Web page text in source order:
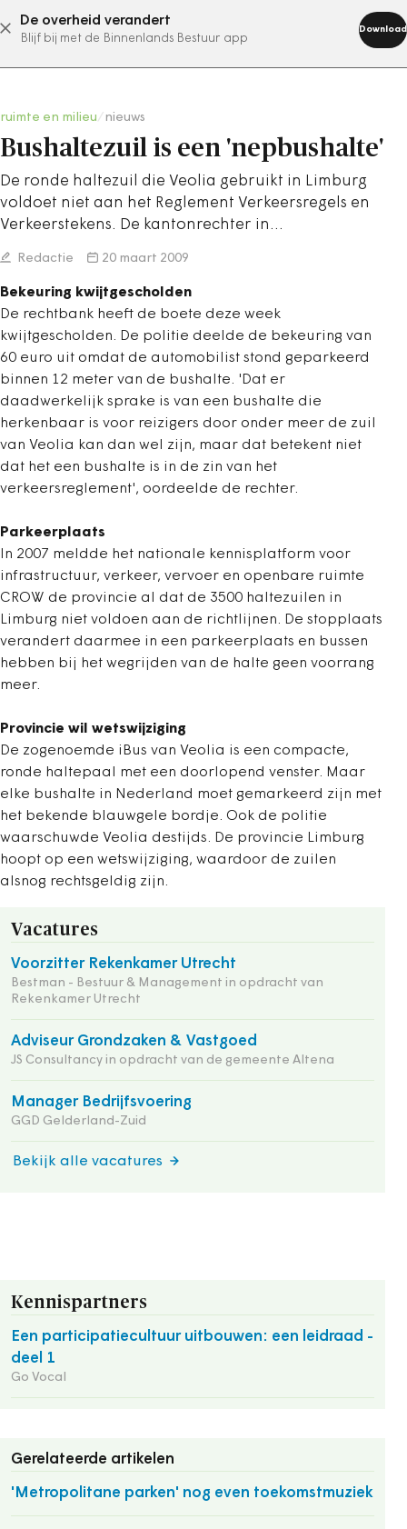
De overheid verandert
Blijf bij met de Binnenlands Bestuur app
Download
abonneer nu
ruimte en milieu nieuws
Bushaltezuil is een 'nepbushalte'
De ronde haltezuil die Veolia gebruikt in Limburg
voldoet niet aan het Reglement Verkeersregels en
Verkeerstekens. De kantonrechter in…
Redactie 20 maart 2009
Bekeuring kwijtgescholden
De rechtbank heeft de boete deze week
kwijtgescholden. De politie deelde de bekeuring van
60 euro uit omdat de automobilist stond geparkeerd
binnen 12 meter van de bushalte. 'Dat er
daadwerkelijk sprake is van een bushalte die
herkenbaar is voor reizigers door onder meer de zuil
van Veolia kan dan wel zijn, maar dat betekent niet
dat het een bushalte is in de zin van het
verkeersreglement', oordeelde de rechter.
Parkeerplaats
In 2007 meldde het nationale kennisplatform voor
infrastructuur, verkeer, vervoer en openbare ruimte
CROW de provincie al dat de 3500 haltezuilen in
Limburg niet voldoen aan de richtlijnen. De stopplaats
verandert daarmee in een parkeerplaats en bussen
hebben bij het wegrijden van de halte geen voorrang
meer.
Provincie wil wetswijziging
De zogenoemde iBus van Veolia is een compacte,
ronde haltepaal met een doorlopend venster. Maar
elke bushalte in Nederland moet gemarkeerd zijn met
het bekende blauwgele bordje. Ook de politie
waarschuwde Veolia destijds. De provincie Limburg
hoopt op een wetswijziging, waardoor de zuilen
alsnog rechtsgeldig zijn.
Vacatures
Voorzitter Rekenkamer Utrecht
Bestman - Bestuur & Management in opdracht van
Rekenkamer Utrecht
Adviseur Grondzaken & Vastgoed
JS Consultancy in opdracht van de gemeente Altena
Manager Bedrijfsvoering
GGD Gelderland-Zuid
Bekijk alle vacatures
Kennispartners
Een participatiecultuur uitbouwen: een leidraad -
deel 1
Go Vocal
Gerelateerde artikelen
'Metropolitane parken' nog even toekomstmuziek